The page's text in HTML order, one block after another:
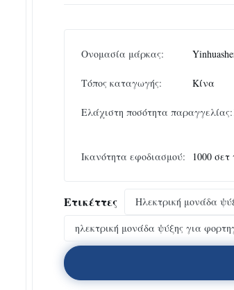
Ονομασία μάρκας:
Τόπος καταγωγής: Κίνα
Ελάχιστη ποσότητα παραγγελίας:
Ικανότητα εφοδιασμού: 1000
Ετικέττες Ηλεκτρική μονάδα
ηλεκτρική μονάδα ψύξης για